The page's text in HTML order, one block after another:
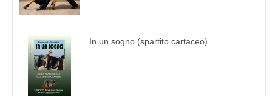
In un sogno (spartito cartaceo)